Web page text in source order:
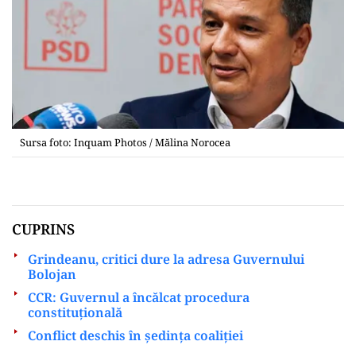
Sursa foto: Inquam Photos / Mălina Norocea
CUPRINS
Grindeanu, critici dure la adresa Guvernului
Bolojan
CCR: Guvernul a încălcat procedura
constituțională
Conflict deschis în ședința coaliției